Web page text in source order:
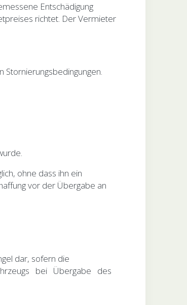
Entschädigung
richtet. Der Vermieter
dass ihn ein
vor der Übergabe an
dar, sofern die
bei Übergabe des